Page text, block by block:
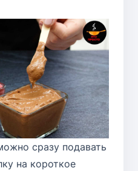
сразу подавать
на короткое